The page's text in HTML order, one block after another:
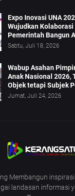
Expo Inovasi UNA
Wujudkan Kolaborasi
Pemerintah Bangun
Sabtu, Juli 18, 2026
Wabup Asahan
Anak Nasional 2026,
Objek tetapi Subjek
Jumat, Juli 24, 2026
Membangun
landasan informasi